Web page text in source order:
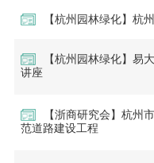
【杭州园林绿化】杭
【杭州园林绿化】易
讲座
【浙商研究会】杭州
范道路建设工程